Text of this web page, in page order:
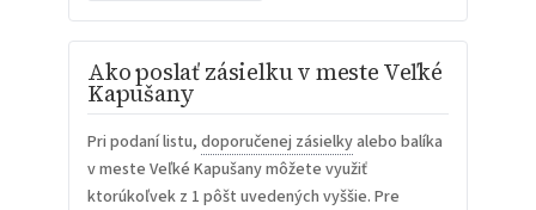
Ako poslať zásielku v meste Veľké
Kapušany
Pri podaní listu, doporučenej zásielkyalebo balíka
v meste Veľké Kapušany môžete využiť
ktorúkoľvek z 1 pôšt uvedených vyššie. Pre